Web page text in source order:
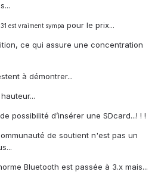
est vraiment sympa pour le prix...
ce qui assure une concentration
à démontrer...
possibilité d’insérer une SDcard...! ! !
de soutient n'est pas un
Bluetooth est passée à 3.x mais...